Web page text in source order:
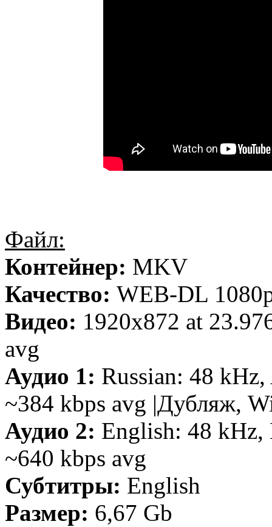
Файл:
Контейнер: MKV
Качество: WEB-DL
Видео: 1920x872 at
avg
Аудио 1: Russian: 48
~384 kbps avg |Дубляж,
Аудио 2: English: 48
~640 kbps avg
Субтитры: English
Размер: 6,67 Gb